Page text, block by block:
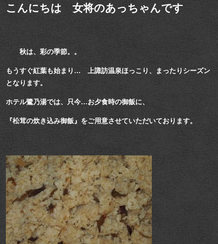
こんにちは 女将のあっちゃんです
秋は、彩の季節。。
もうすぐ紅葉も始まり… 上諏訪温泉ほっこり、まったりシーズン
となります。
ホテル鷺乃湯では、只今…お夕食時の御飯に、
『松茸の炊き込み御飯』をご用意させていただいております。